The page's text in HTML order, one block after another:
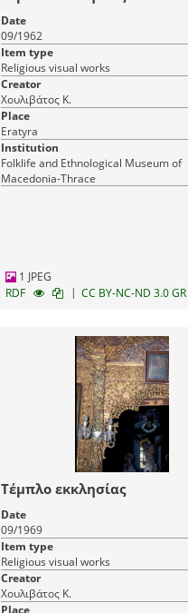
Date
09/1962
Item type
Religious visual works
Creator
Χουλιβάτος Κ.
Place
Eratyra
Institution
Fοlklife and Ethnological Museum of
Macedonia-Thrace
1 JPEG
RDF
| CC BY-NC-ND 3.0 GR
Τέμπλο εκκλησίας
Date
09/1969
Item type
Religious visual works
Creator
Χουλιβάτος Κ.
Place